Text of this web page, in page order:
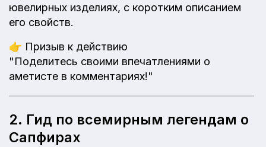
ювелирных изделиях, с коротким описанием
его свойств.
👉 Призыв к действию
"Поделитесь своими впечатлениями о
аметисте в комментариях!"
2. Гид по всемирным легендам о
Сапфирах